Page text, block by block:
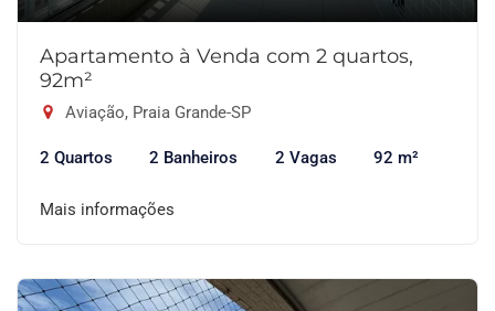
Apartamento à Venda com 2 quartos,
92m²
Aviação, Praia Grande-SP
2 Quartos 2 Banheiros 2 Vagas 92 m²
Mais informações